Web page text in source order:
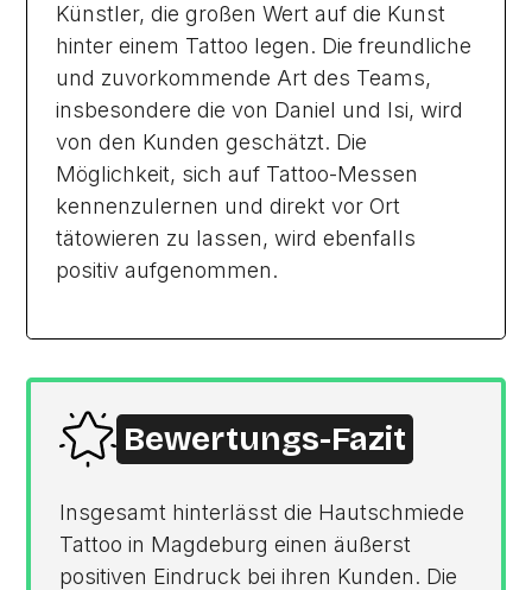
Künstler, die großen Wert auf die Kunst
hinter einem Tattoo legen. Die freundliche
und zuvorkommende Art des Teams,
insbesondere die von Daniel und Isi, wird
von den Kunden geschätzt. Die
Möglichkeit, sich auf Tattoo-Messen
kennenzulernen und direkt vor Ort
tätowieren zu lassen, wird ebenfalls
positiv aufgenommen.
Bewertungs-Fazit
Insgesamt hinterlässt die Hautschmiede
Tattoo in Magdeburg einen äußerst
positiven Eindruck bei ihren Kunden. Die